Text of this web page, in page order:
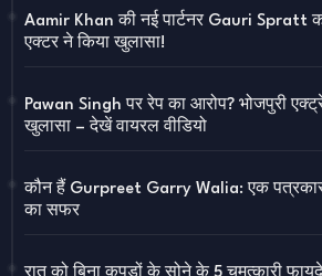
Aamir Khan की नई पार्टनर Gauri Spratt
एक्टर ने किया खुलासा!
Pawan Singh पर रेप का आरोप? भोजपुरी
खुलासा – देखें वायरल वीडियो
कौन हैं Gurpreet Garry Walia: एक
का सफर